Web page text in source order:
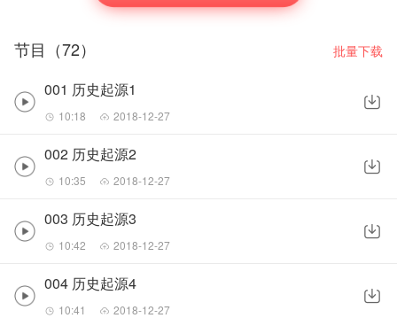
节目（72） 批量下载
001 历史起源1
10:18 2018-12-27
002 历史起源2
10:35 2018-12-27
003 历史起源3
10:42 2018-12-27
004 历史起源4
10:41 2018-12-27